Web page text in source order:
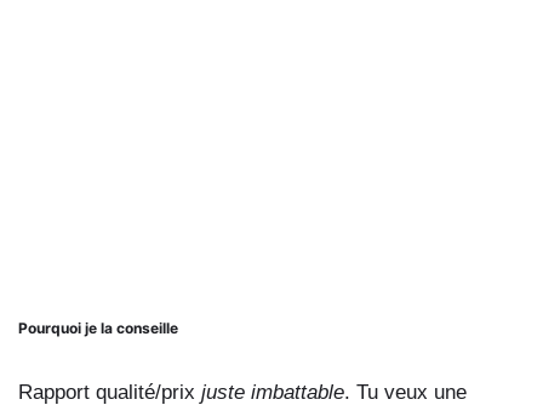
Pourquoi je la conseille
Rapport qualité/prix juste imbattable. Tu veux une